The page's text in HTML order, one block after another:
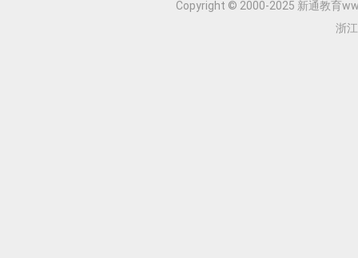
Copyright © 2000-2025 新通教育
浙